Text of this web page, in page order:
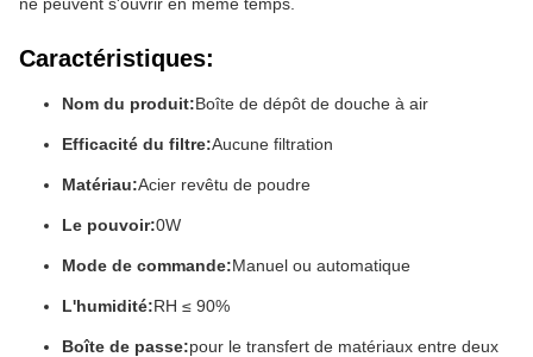
Caractéristiques:
Nom du produit:Boîte de dépôt de douche à air
Efficacité du filtre:Aucune filtration
Matériau:Acier revêtu de poudre
Le pouvoir:0W
Mode de commande:Manuel ou automatique
L'humidité:RH ≤ 90%
Boîte de passe:pour le transfert de matériaux entre deux